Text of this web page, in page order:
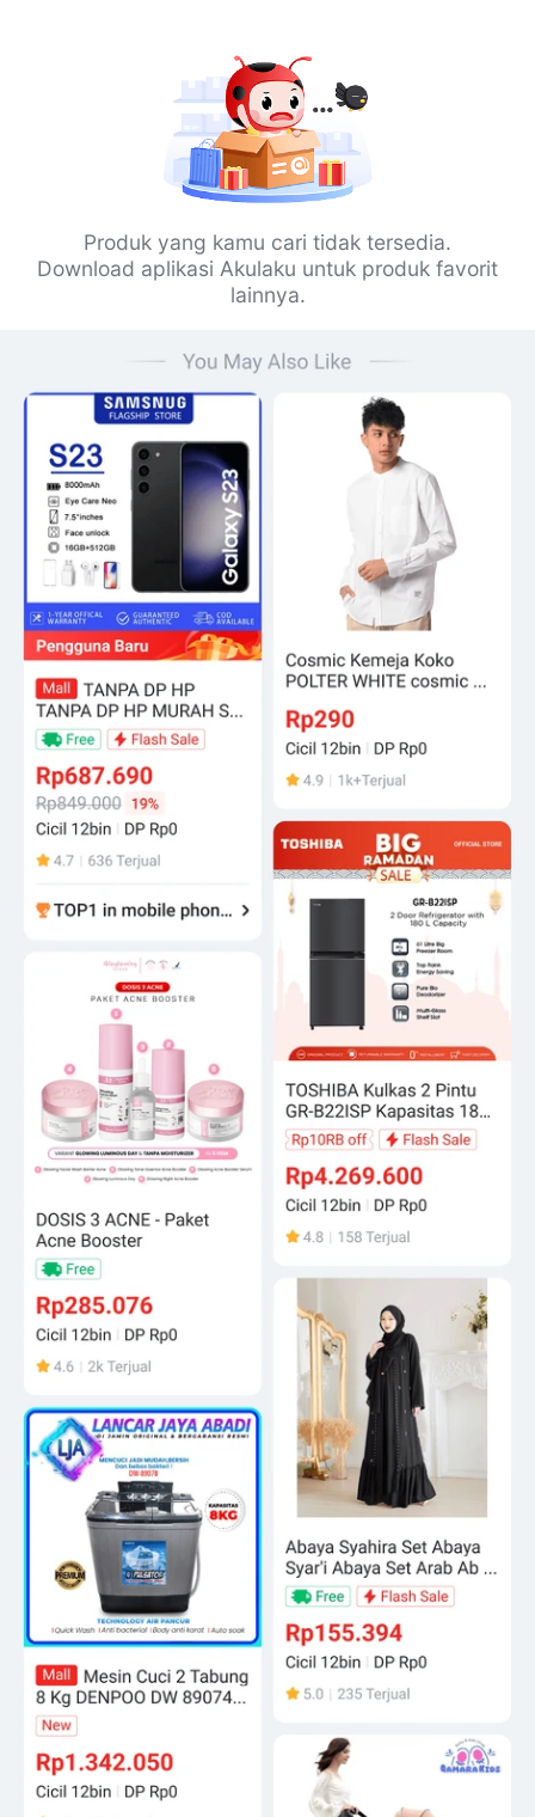
Produk yang kamu cari tidak tersedia.
Download aplikasi Akulaku untuk produk favorit
lainnya.